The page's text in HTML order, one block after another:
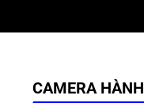
CAMERA